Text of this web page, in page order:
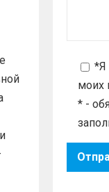
*Я
моих
* -